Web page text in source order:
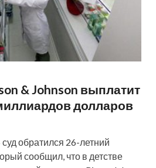
& Johnson выплатит
долларов
обратился 26-летний
сообщил, что в детстве